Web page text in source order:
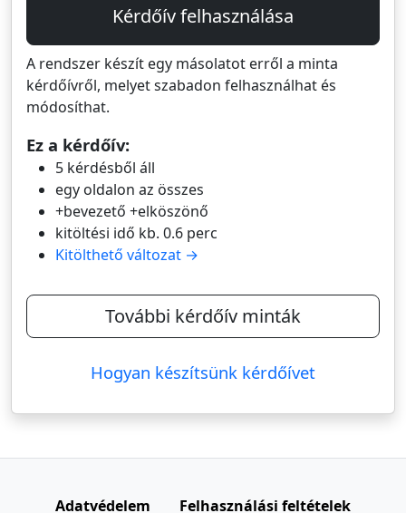
Kérdőív felhasználása
A rendszer készít egy másolatot erről a minta
kérdőívről, melyet szabadon felhasználhat és
módosíthat.
Ez a kérdőív:
5 kérdésből áll
egy oldalon az összes
+bevezető +elköszönő
kitöltési idő kb. 0.6 perc
Kitölthető változat →
További kérdőív minták
Hogyan készítsünk kérdőívet
Adatvédelem Felhasználási feltételek